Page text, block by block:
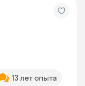
13 лет опыта